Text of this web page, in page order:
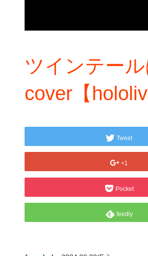
ツインテー
cover【
Tweet
+1
Pocket
feedly